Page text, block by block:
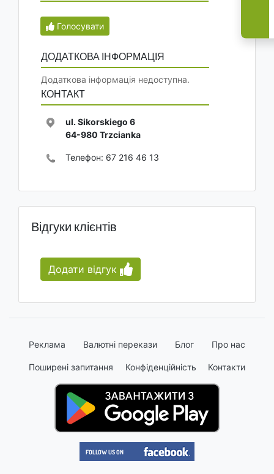
Голосувати
ДОДАТКОВА ІНФОРМАЦІЯ
Додаткова інформація недоступна.
КОНТАКТ
ul. Sikorskiego 6
64-980 Trzcianka
Телефон: 67 216 46 13
Відгуки клієнтів
Додати відгук
Реклама Валютні перекази Блог Про нас
Поширені запитання Конфіденційність Контакти